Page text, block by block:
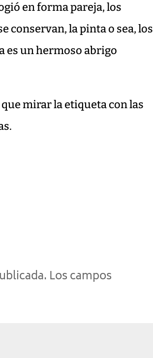
en forma pareja, los
conservan, la pinta o sea, los
es un hermoso abrigo
mirar la etiqueta con las
Los campos